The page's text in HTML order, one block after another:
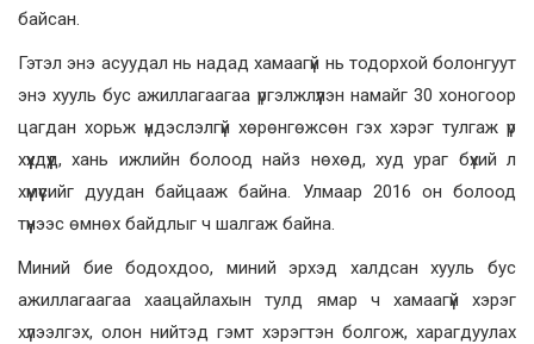
байсан.
Гэтэл энэ асуудал нь надад хамаагүй нь тодорхой болонгуут
энэ хууль бус ажиллагаагаа үргэлжлүүлэн намайг 30 хоногоор
цагдан хорьж үндэслэлгүй хөрөнгөжсөн гэх хэрэг тулгаж үр
хүүхдүүд, хань ижлийн болоод найз нөхөд, худ ураг бүхий л
хүмүүсийг дуудан байцааж байна. Улмаар 2016 он болоод
түүнээс өмнөх байдлыг ч шалгаж байна.
Миний бие бодохдоо, миний эрхэд халдсан хууль бус
ажиллагаагаа хаацайлахын тулд ямар ч хамаагүй хэрэг
хүлээлгэх, олон нийтэд гэмт хэрэгтэн болгож, харагдуулах